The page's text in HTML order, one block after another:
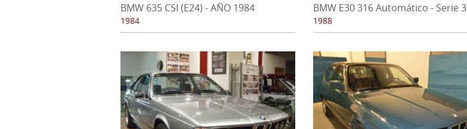
BMW 635 CSI (E24) - AÑO 1984
1984
BMW E30 316 Automático - Serie 3
1988